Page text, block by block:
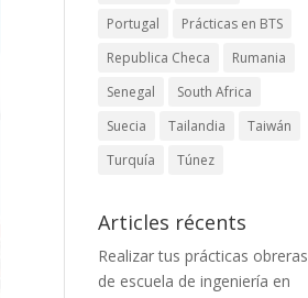
Portugal
Prácticas en BTS
Republica Checa
Rumania
Senegal
South Africa
Suecia
Tailandia
Taiwán
Turquía
Túnez
Articles récents
Realizar tus prácticas obreras
de escuela de ingeniería en